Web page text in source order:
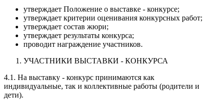
утверждает Положение о выставке - конкурсе;
утверждает критерии оценивания конкурсных работ;
утверждает состав жюри;
утверждает результаты конкурса;
проводит награждение участников.
УЧАСТНИКИ ВЫСТАВКИ - КОНКУРСА
4.1. На выставку - конкурс принимаются как
индивидуальные, так и коллективные работы (родители и
дети).